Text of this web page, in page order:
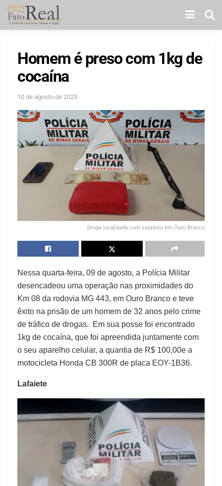
Homem é preso com 1kg de
cocaína
10 de agosto de 2023
Droga localizada com suspeito em Ouro Branco
Nessa quarta-feira, 09 de agosto, a Polícia Militar
desencadeou uma operação nas proximidades do
Km 08 da rodovia MG 443, em Ouro Branco e teve
êxito na prisão de um homem de 32 anos pelo crime
de tráfico de drogas. Em sua posse foi encontrado
1kg de cocaína, que foi apreendida juntamente com
o seu aparelho celular, a quantia de R$ 100,00e a
motocicleta Honda CB 300R de placa EOY-1B36.
Lafaiete